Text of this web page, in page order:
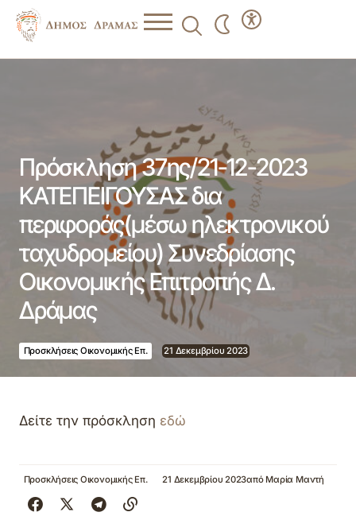
Πρόσκληση 37ης/21-12-2023
ΚΑΤΕΠΕΙΓΟΥΣΑΣ δια
περιφοράς(μέσω ηλεκτρονικού
ταχυδρομείου) Συνεδρίασης
Οικονομικής Επιτροπής Δ.
Δράμας
Προσκλήσεις Οικονομικής Επ. 21 Δεκεμβρίου 2023
Δείτε την πρόσκληση εδώ
Προσκλήσεις Οικονομικής Επ. 21 Δεκεμβρίου 2023από Μαρία Μαντή